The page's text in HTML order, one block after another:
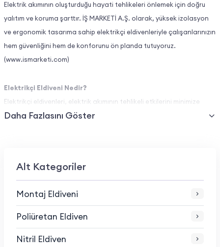
Alt Kategoriler
Montaj Eldiveni
Poliüretan Eldiven
Nitril Eldiven
Elektrik akımının oluşturduğu hayati tehlikeleri önlemek için doğru
yalıtım ve koruma şarttır. İŞ MARKETİ A.Ş. olarak, yüksek izolasyon
ve ergonomik tasarıma sahip elektrikçi eldivenleriyle çalışanlarınızın
hem güvenliğini hem de konforunu ön planda tutuyoruz.
(www.ismarketi.com)
Elektrikçi Eldiveni Nedir?
Elektrikçi eldivenleri, elektrik akımının tehlikeli etkilerini minimize
etmek, elektrik çarpması riskini azaltmak ve aynı zamanda kesik,
özellikleriyle de öne çıkar.
Öne Çıkan Özellikler
Yüksek Yalıtım Kapasitesi:Elektrik akımına karşı maksimum
koruma sağlayan özel malzeme ve izolasyon teknolojisi ile
Daha Fazlasını Göster